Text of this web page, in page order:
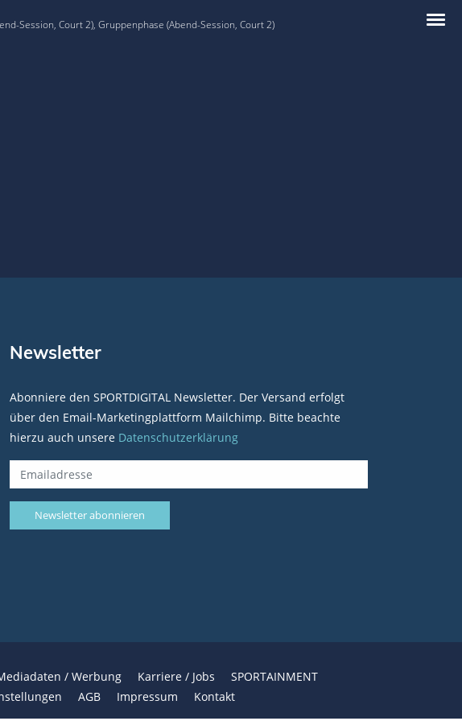
Session, Court 2), Gruppenphase (Abend-Session, Court 2)
Newsletter
Abonniere den SPORTDIGITAL Newsletter. Der Versand erfolgt
über den Email-Marketingplattform Mailchimp. Bitte beachte
hierzu auch unsere Datenschutzerklärung
/ Werbung Karriere / Jobs
SPORTAINMENT
AGB Impressum Kontakt